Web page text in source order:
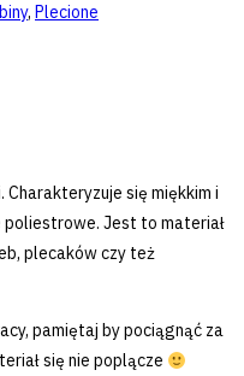
, Plecione
Charakteryzuje się miękkim i
poliestrowe. Jest to materiał
plecaków czy też
pamiętaj by pociągnąć za
się nie poplącze